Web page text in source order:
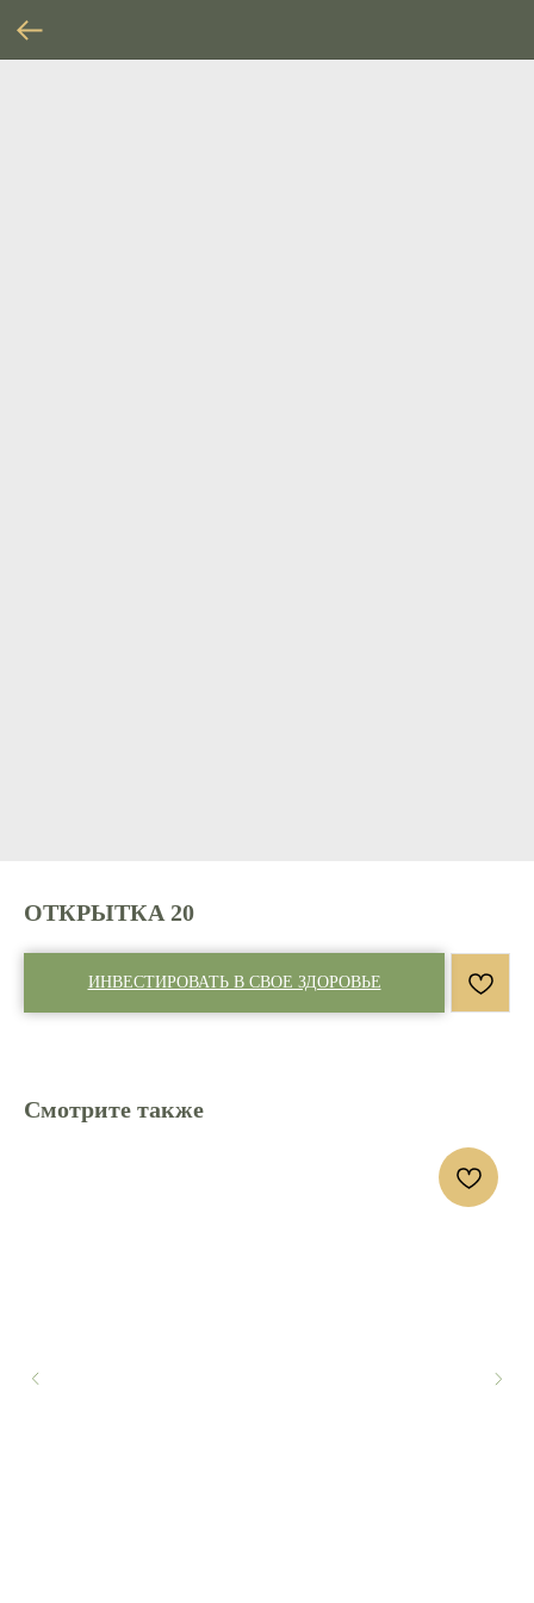
ОТКРЫТКА 20
ИНВЕСТИРОВАТЬ В СВОЕ ЗДОРОВЬЕ
Смотрите также